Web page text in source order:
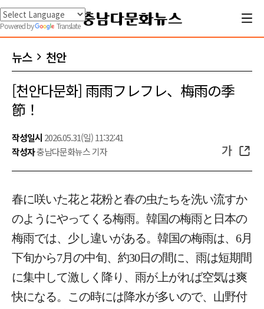
Powered by Translate
뉴스 천안
[천안다문화] 雨雨フレフレ、梅雨の季
節！
작성일시 2026.05.31(일) 11:32:41
작성자충남다문화뉴스 기자 가
春に咲いた花と花粉と春の虫たちを洗い流すか
のようにやってくる梅雨。韓国の梅雨と日本の
梅雨では、少し違いがある。韓国の梅雨は、6月
下旬から7月の中旬、約30日の間に、雨は短期間
に集中して激しく降り、雨が上がれば空気は爽
快になる。この時には降水が多いので、山野付